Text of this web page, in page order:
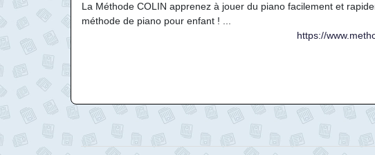
La Méthode COLIN apprenez à jouer du piano facilement et
méthode de piano pour enfant ! ...
https://